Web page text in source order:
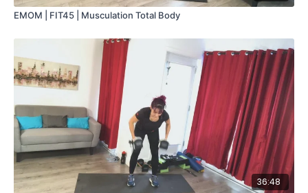
EMOM | FIT45 | Musculation Total Body
36:48